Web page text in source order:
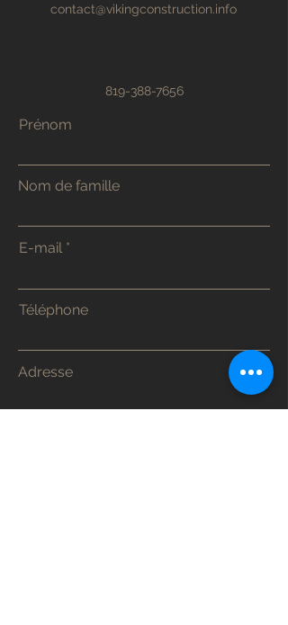
contact@vikingconstruction.info
819-388-7656
Prénom
Nom de famille
E-mail
Téléphone
Adresse